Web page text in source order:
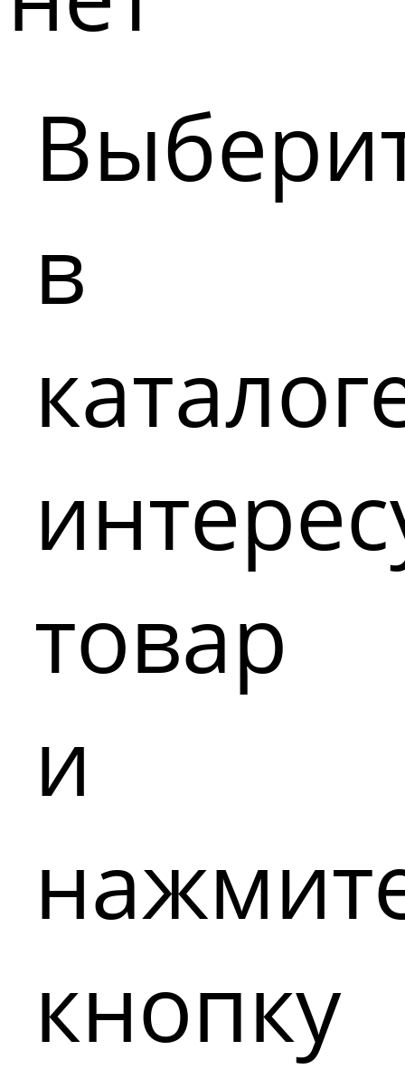
в
товар
и
кнопку